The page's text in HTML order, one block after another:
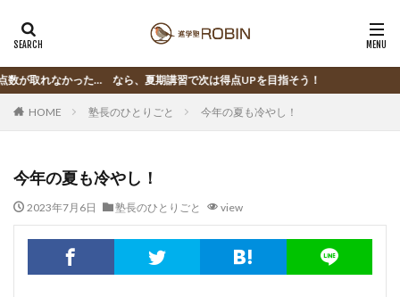
かった… なら、夏期講習で次は得点UPを目指そう！
HOME 塾長のひとりごと 今年の夏も冷やし！
今年の夏も冷やし！
2023年7月6日 塾長のひとりごと view